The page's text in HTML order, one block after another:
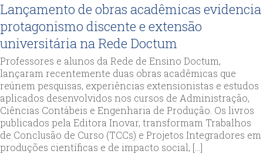
Lançamento de obras acadêmicas evidencia
protagonismo discente e extensão
universitária na Rede Doctum
Professores e alunos da Rede de Ensino Doctum,
lançaram recentemente duas obras acadêmicas que
reúnem pesquisas, experiências extensionistas e estudos
aplicados desenvolvidos nos cursos de Administração,
Ciências Contábeis e Engenharia de Produção. Os livros
publicados pela Editora Inovar, transformam Trabalhos
de Conclusão de Curso (TCCs) e Projetos Integradores em
produções científicas e de impacto social, […]